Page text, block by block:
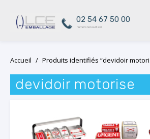
02 54 67 50 00
numéro non surtaxé
content
Accueil / Produits identifiés “devidoir
devidoir motorise